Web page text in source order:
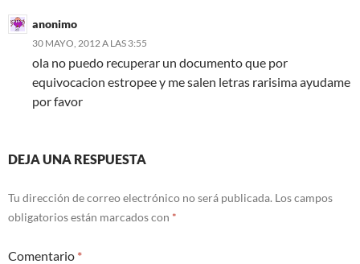
anonimo
30 MAYO, 2012 A LAS 3:55
ola no puedo recuperar un documento que por
equivocacion estropee y me salen letras rarisima ayudame
por favor
DEJA UNA RESPUESTA
Tu dirección de correo electrónico no será publicada. Los campos
obligatorios están marcados con *
Comentario *